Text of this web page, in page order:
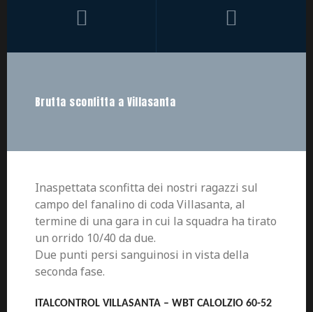
Brutta sconfitta a Villasanta
Inaspettata sconfitta dei nostri ragazzi sul
campo del fanalino di coda Villasanta, al
termine di una gara in cui la squadra ha tirato
un orrido 10/40 da due.
Due punti persi sanguinosi in vista della
seconda fase.
ITALCONTROL VILLASANTA – WBT CALOLZIO 60-52